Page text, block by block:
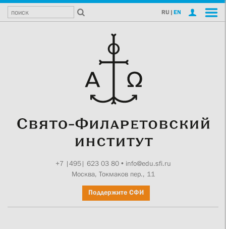
RU | EN
+7 |495| 623 03 80• info@edu.sfi.ru
Москва, Токмаков пер., 11
Поддержите СФИ